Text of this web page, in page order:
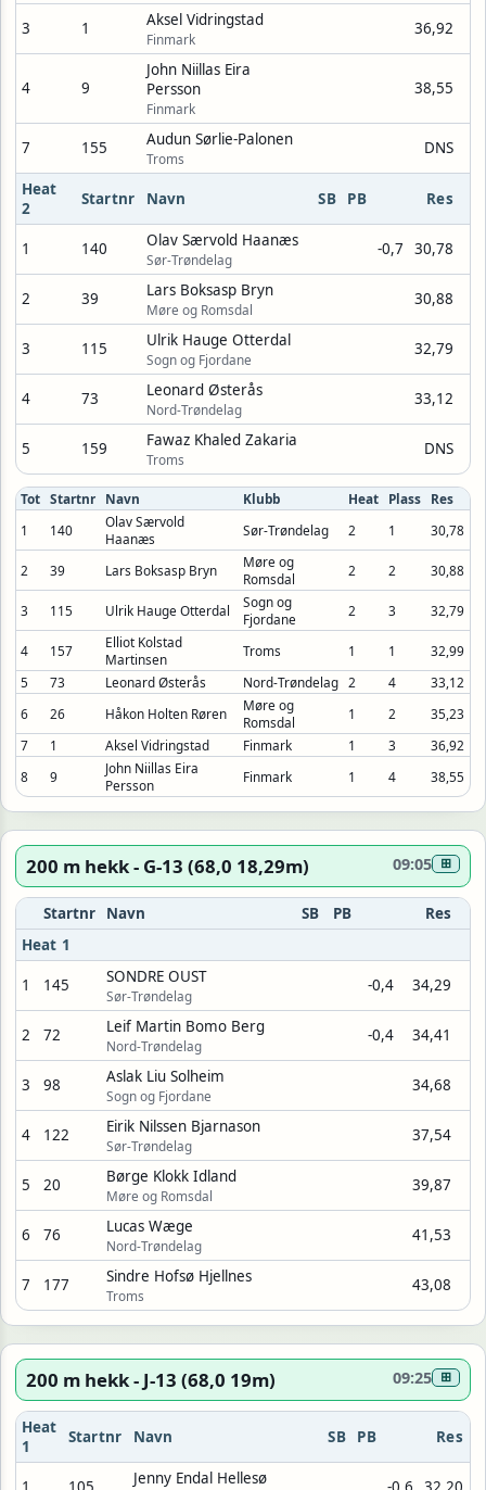
3 1 Aksel Vidringstad
Finmark
36,92
4 9
John Niillas Eira
Persson
Finmark
38,55
7 155 Audun Sørlie-Palonen
Troms
DNS
Heat
2
Startnr Navn SB PB Res
1 140 Olav Særvold Haanæs
Sør-Trøndelag
-0,7 30,78
2 39 Lars Boksasp Bryn
Møre og Romsdal
30,88
3 115 Ulrik Hauge Otterdal
Sogn og Fjordane
32,79
4 73 Leonard Østerås
Nord-Trøndelag
33,12
5 159 Fawaz Khaled Zakaria
Troms
DNS
Tot Startnr Navn Klubb Heat Plass
Res
1
140
Olav Særvold
Haanæs
Sør-Trøndelag 2 1 30,78
2 39 Lars Boksasp Bryn
Møre og
Romsdal
2 2 30,88
3 115 Ulrik Hauge Otterdal
Sogn og
Fjordane
2 3 32,79
4 157
Elliot Kolstad
Martinsen
Troms 1 1
32,99
5
73 Leonard Østerås Nord-Trøndelag 2 4
33,12
6
26 Håkon Holten Røren
Møre og
Romsdal
1 2
35,23
7
1 Aksel Vidringstad Finmark 1 3
36,92
8
9
John Niillas Eira
Persson
Finmark 1 4 38,55
200 m hekk - G-13 (68,0 18,29m) 09:05 ⊞
Startnr Navn SB PB
Res
Heat 1
1 145 SONDRE OUST
Sør-Trøndelag
-0,4 34,29
2 72 Leif Martin Bomo Berg
Nord-Trøndelag
-0,4 34,41
3 98 Aslak Liu Solheim
Sogn og Fjordane
34,68
4 122 Eirik Nilssen Bjarnason
Sør-Trøndelag
37,54
5 20 Børge Klokk Idland
Møre og Romsdal
39,87
6 76 Lucas Wæge
Nord-Trøndelag
41,53
7 177 Sindre Hofsø Hjellnes
Troms
43,08
200 m hekk - J-13 (68,0 19m) 09:25 ⊞
Heat
1
Startnr Navn SB PB Res
Jenny Endal Hellesø